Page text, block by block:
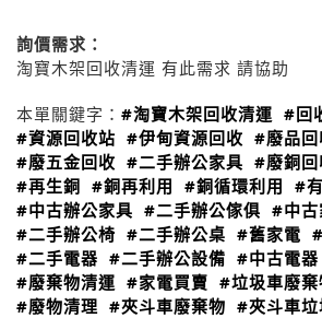
詢價需求：
淘寶木架回收清運 有此需求 請協助
本單關鍵字： #淘寶木架回收清運 #回
#資源回收站 #伊甸資源回收 #廢品回
#廢五金回收 #二手辦公家具 #廢銅回
#再生銅 #銅再利用 #銅循環利用 #
#中古辦公家具 #二手辦公傢俱 #中古
#二手辦公椅 #二手辦公桌 #舊家電
#二手電器 #二手辦公設備 #中古電器
#廢棄物清運 #家電買賣 #垃圾車廢棄
#廢物清理 #夾斗車廢棄物 #夾斗車垃